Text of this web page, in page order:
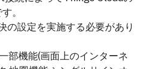
。
の設定を実施する必要があり
部機能(画面上のインターネ